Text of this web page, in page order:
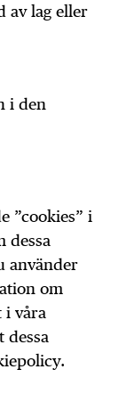
av lag eller
i den
”cookies” i
dessa
använder
om
i våra
dessa